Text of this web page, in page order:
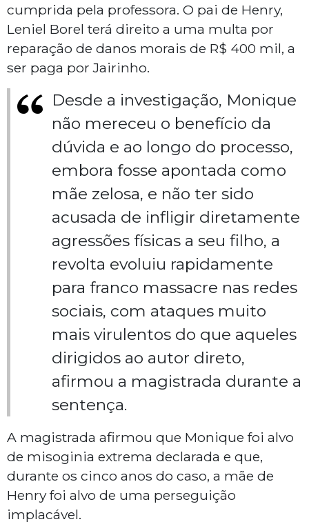
cumprida pela professora. O pai de Henry,
Leniel Borel terá direito a uma multa por
reparação de danos morais de R$ 400 mil, a
ser paga por Jairinho.
Desde a investigação, Monique
não mereceu o benefício da
dúvida e ao longo do processo,
embora fosse apontada como
mãe zelosa, e não ter sido
acusada de infligir diretamente
agressões físicas a seu filho, a
revolta evoluiu rapidamente
para franco massacre nas redes
sociais, com ataques muito
mais virulentos do que aqueles
dirigidos ao autor direto,
afirmou a magistrada durante a
sentença.
A magistrada afirmou que Monique foi alvo
de misoginia extrema declarada e que,
durante os cinco anos do caso, a mãe de
Henry foi alvo de uma perseguição
implacável.